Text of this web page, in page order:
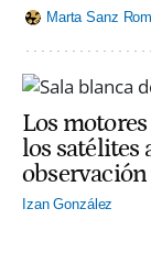
Marta Sanz
Los motores
los satélites
Izan González